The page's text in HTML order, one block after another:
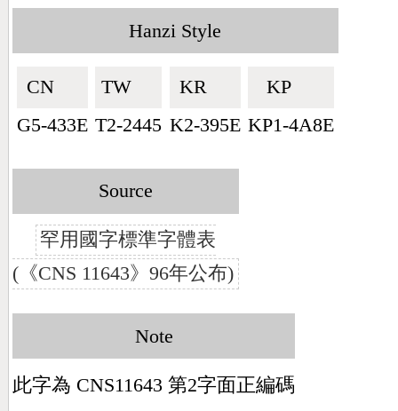
Hanzi Style
CN🇨🇳
G5-433E
TW🇹🇼
T2-2445
KR🇰🇷
K2-395E
KP🇰🇵
KP1-4A8E
Source
罕用國字標準字體表
(《CNS 11643》96年公布)
Note
此字為 CNS11643 第2字面正編碼